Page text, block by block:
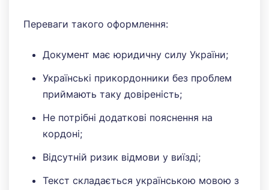
Переваги такого оформлення:
Документ має юридичну силу України;
Українські прикордонники без проблем
приймають таку довіреність;
Не потрібні додаткові пояснення на
кордоні;
Відсутній ризик відмови у виїзді;
Текст складається українською мовою з